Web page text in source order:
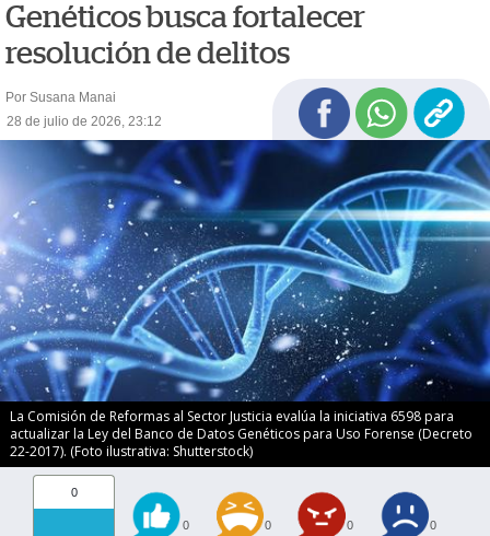
Genéticos busca fortalecer
resolución de delitos
Por Susana Manai
28 de julio de 2026, 23:12
La Comisión de Reformas al Sector Justicia evalúa la iniciativa 6598 para
actualizar la Ley del Banco de Datos Genéticos para Uso Forense (Decreto
22-2017). (Foto ilustrativa: Shutterstock)
0
0 0 0 0